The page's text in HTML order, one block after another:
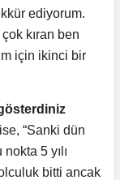
ediyorum.
kıran ben
için ikinci bir
“Sanki dün
5 yılı
bitti ancak